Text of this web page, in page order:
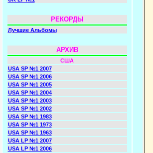
РЕКОРДЫ
Лучшие Альбомы
АРХИВ
США
USA SP №1 2007
USA SP №1 2006
USA SP №1 2005
USA SP №1 2004
USA SP №1 2003
USA SP №1 2002
USA SP №1 1983
USA SP №1 1973
USA SP №1 1963
USA LP №1 2007
USA LP №1 2006